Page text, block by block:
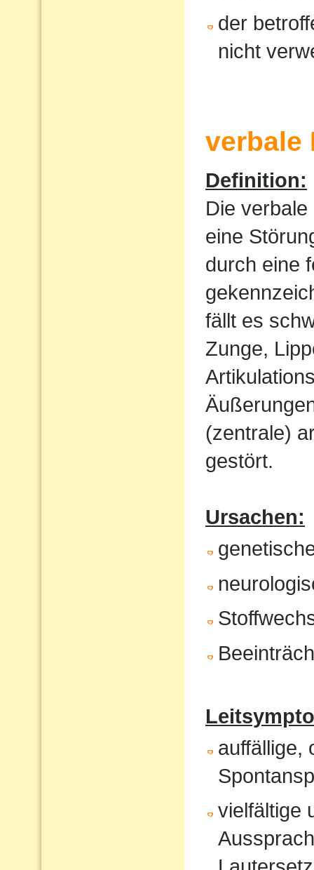
der
nicht
verbale
Definition:
Die
eine
durch eine
fällt es
Zunge,
(zentrale)
gestört.
Ursachen:
auffällige,
vielfältige